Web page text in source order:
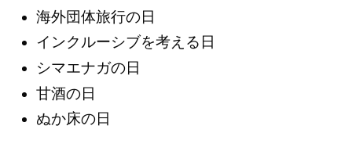
海外団体旅行の日
インクルーシブを考える日
シマエナガの日
甘酒の日
ぬか床の日